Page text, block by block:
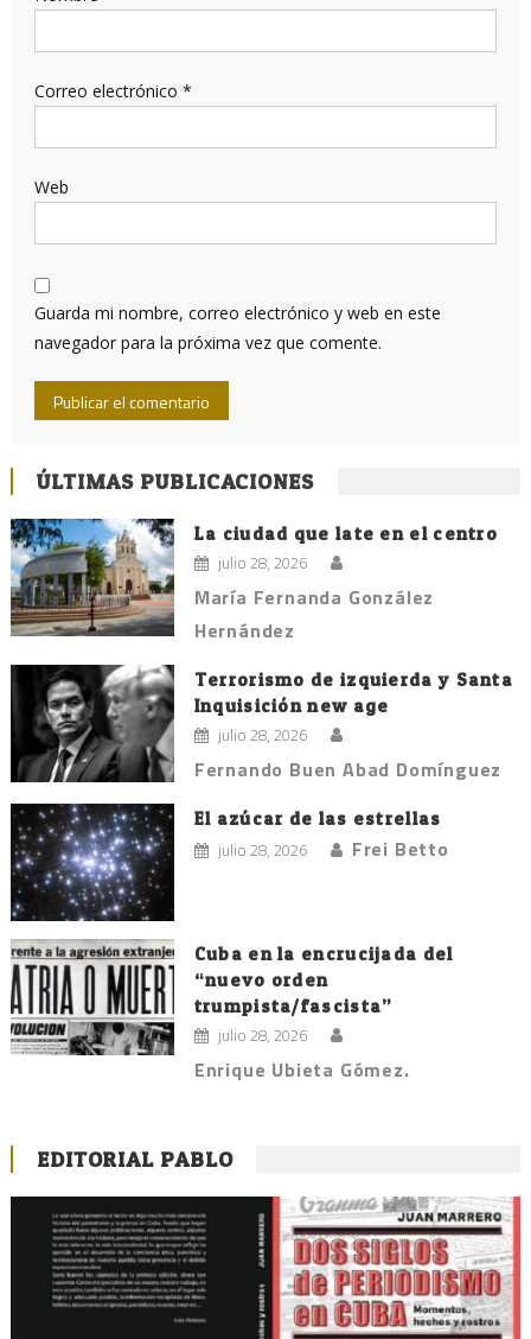
Correo electrónico *
Web
Guarda mi nombre, correo electrónico y web en este
navegador para la próxima vez que comente.
ÚLTIMAS PUBLICACIONES
La ciudad que late en el centro
julio 28, 2026
María Fernanda González
Hernández
Terrorismo de izquierda y Santa
Inquisición new age
julio 28, 2026
Fernando Buen Abad Domínguez
El azúcar de las estrellas
julio 28, 2026 Frei Betto
Cuba en la encrucijada del
“nuevo orden
trumpista/fascista”
julio 28, 2026
Enrique Ubieta Gómez.
EDITORIAL PABLO